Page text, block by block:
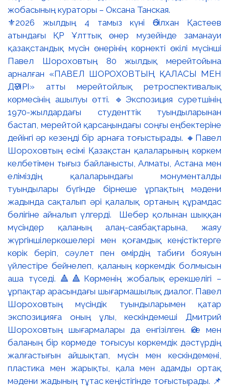
⚜️2026 жылдың 4 тамыз күні Әбілхан Қастеев
атындағы ҚР Ұлттық өнер музейінде заманауи
қазақстандық мүсін өнерінің көрнекті өкілі мүсінші
Павел Шороховтың 80 жылдық мерейтойына
арналған «ПАВЕЛ ШОРОХОВТЫҢ ҚАЛАСЫ МЕН
ДӘУІРІ» атты мерейтойлық ретроспективалық
көрмесінің ашылуы өтті. 🔹Экспозиция суретшінің
1970-жылдардағы студенттік туындыларынан
бастап, мерейтой қарсаңындағы соңғы еңбектеріне
дейінгі әр кезеңді бір арнаға тоғыстырады. 🔸Павел
Шороховтың есімі Қазақстан қалаларының көркем
келбетімен тығыз байланысты, Алматы, Астана мен
еліміздің қалаларындағы монументалды
туындылары бүгінде бірнеше ұрпақтың мәдени
жадында сақталып әрі қалалық ортаның құрамдас
бөлігіне айналып үлгерді. Шебер қолынан шыққан
мүсіндер қаланың алаң-саябақтарына, жаяу
жүргіншілеркөшелері мен қоғамдық кеңістіктерге
көрік беріп, сәулет пен өмірдің табиғи бояуын
үйлестіре бейнелеп, қаланың көркемдік болмысын
аша түседі. 🔺🔺Көрменің жобалық ерекшелігі –
ұрпақтар арасындағы шығармашылық диалог. Павел
Шороховтың мүсіндік туындыларымен қатар
экспозицияға оның ұлы, кескіндемеші Дмитрий
Шороховтың шығармалары да енгізілген. Әке мен
баланың бір көрмеде тоғысуы көркемдік дәстүрдің
жалғастығын айшықтап, мүсін мен кескіндемені,
пластика мен жарықты, қала мен адамды ортақ
мәдени жадының тұтас кеңістігінде тоғыстырады. 📌